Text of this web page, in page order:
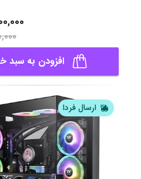
افزودن به سبد
ارسال فردا